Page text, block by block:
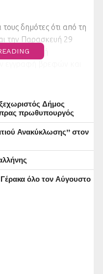
δημότες ότι από τη
την Παρασκευή 29
η υποβολή
αποκλειστικά μέσω
Δήμου (
στόχο τη διευκόλυνση
τους.
καλούνται να
τους, συνοδευόμενες από
επιλογής έως
σταθμοί του Δήμου
Δήμος
πρωθυπουργός
Ανακύκλωσης” στον
Γέρακα όλο τον Αύγουστο